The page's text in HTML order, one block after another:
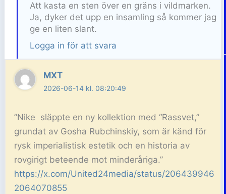
Att kasta en sten över en gräns i vildmarken.
Ja, dyker det upp en insamling så kommer jag
ge en liten slant.
Logga in för att svara
MXT
2026-06-14 kl. 08:20:49
”Nike släppte en ny kollektion med “Rassvet,”
grundat av Gosha Rubchinskiy, som är känd för
rysk imperialistisk estetik och en historia av
rovgirigt beteende mot minderåriga.”
https://x.com/United24media/status/206439946
2064070855